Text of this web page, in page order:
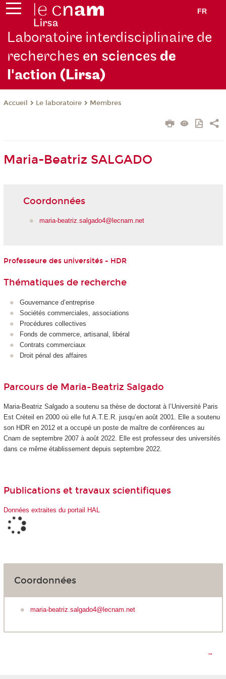
FR
Laboratoire interdisciplinaire de
recherches en sciencesde
l'action (Lirsa)
Accueil Le laboratoire Membres
Maria-Beatriz SALGADO
Coordonnées
maria-beatriz.salgado4@lecnam.net
Professeure des universités - HDR
Thématiques de recherche
Gouvernance d’entreprise
Sociétés commerciales, associations
Procédures collectives
Fonds de commerce, artisanal, libéral
Contrats commerciaux
Droit pénal des affaires
Parcours de Maria-Beatriz Salgado
Maria-Beatriz Salgado a soutenu sa thèse de doctorat à l’Université Paris
Est Créteil en 2000 où elle fut A.T.E.R. jusqu’en août 2001. Elle a soutenu
son HDR en 2012 et a occupé un poste de maître de conférences au
Cnam de septembre 2007 à août 2022. Elle est professeur des universités
dans ce même établissement depuis septembre 2022.
Publications et travaux scientifiques
Données extraites du portail HAL
Coordonnées
maria-beatriz.salgado4@lecnam.net
→